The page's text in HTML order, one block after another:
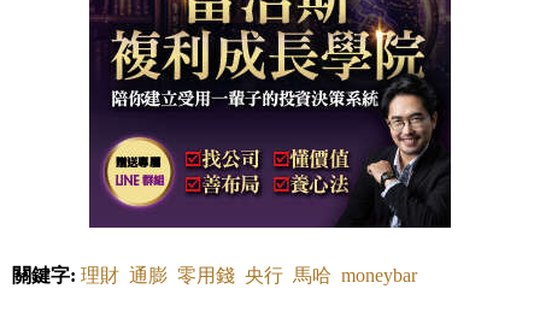
關鍵字: 理財 通膨 零用錢 央行 馬哈 moneybar